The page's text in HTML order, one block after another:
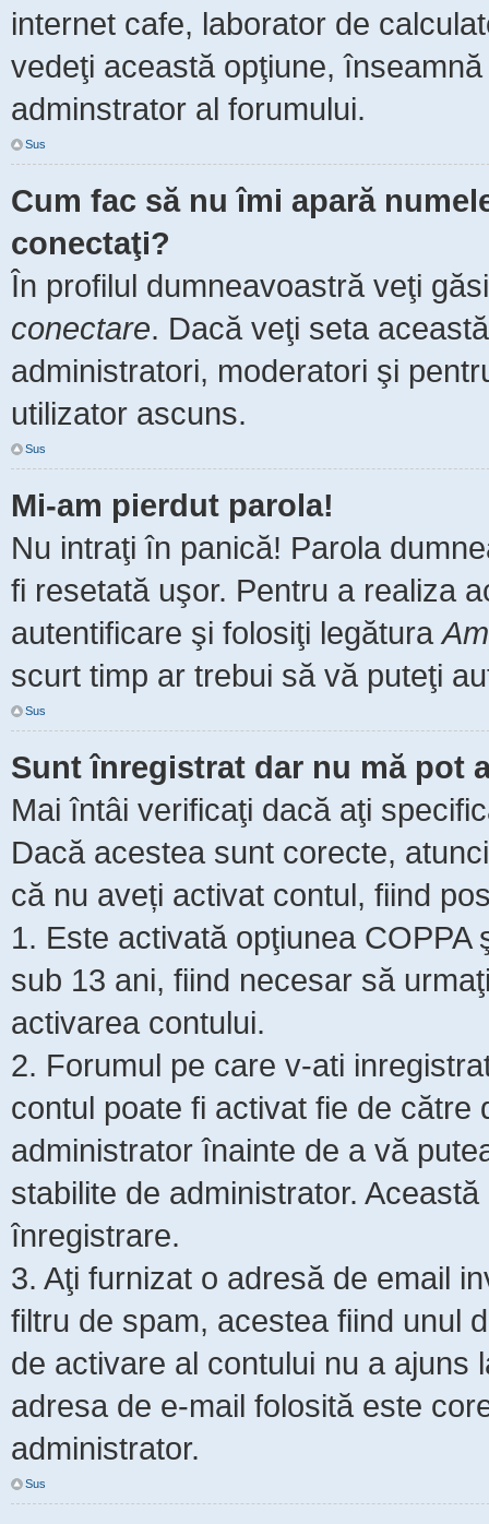
internet cafe, laborator de
vedeţi această opţiune,
adminstrator al forumului.
Sus
Cum fac să nu îmi apară
conectaţi?
În profilul dumneavoastră veţi
conectare. Dacă veţi seta
administratori, moderatori şi
utilizator ascuns.
Sus
Mi-am pierdut parola!
Nu intraţi în panică! Parola
fi resetată uşor. Pentru a realiza
autentificare şi folosiţi legătura
scurt timp ar trebui să vă puteţi
Sus
Sunt înregistrat dar nu mă pot
Mai întâi verificaţi dacă aţi
Dacă acestea sunt corecte,
că nu aveți activat contul, fiind
1. Este activată opţiunea
sub 13 ani, fiind necesar să
activarea contului.
2. Forumul pe care v-ati
contul poate fi activat fie de
administrator înainte de a vă
stabilite de administrator.
înregistrare.
3. Aţi furnizat o adresă de email
filtru de spam, acestea fiind unul
de activare al contului nu a ajuns
adresa de e-mail folosită este
administrator.
Sus